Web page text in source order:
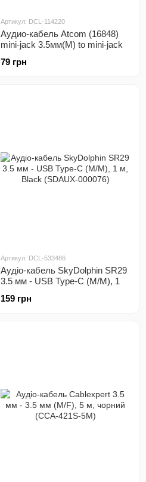
Артикул: DCL-114220
Аудио-кабель Atcom (16848)
mini-jack 3.5мм(M) to mini-jack
(Подовжувач)
79 грн
Артикул: DCL-533486
Аудіо-кабель SkyDolphin SR29
3.5 мм - USB Type-C (M/M), 1
159 грн